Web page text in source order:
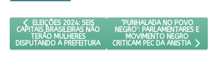
ARTIGO ANTERIOR: ELEIÇÕES 2024: SEIS CAPITAIS
ELEIÇÕES 2024: SEIS
CAPITAIS BRASILEIRAS NÃO
TERÃO MULHERES
DISPUTANDO A PREFEITURA
PRÓXIMO ARTIGO:
‘PUNHALADA NO POVO
NEGRO’: PARLAMENTARES E
MOVIMENTO NEGRO
CRITICAM PEC DA ANISTIA